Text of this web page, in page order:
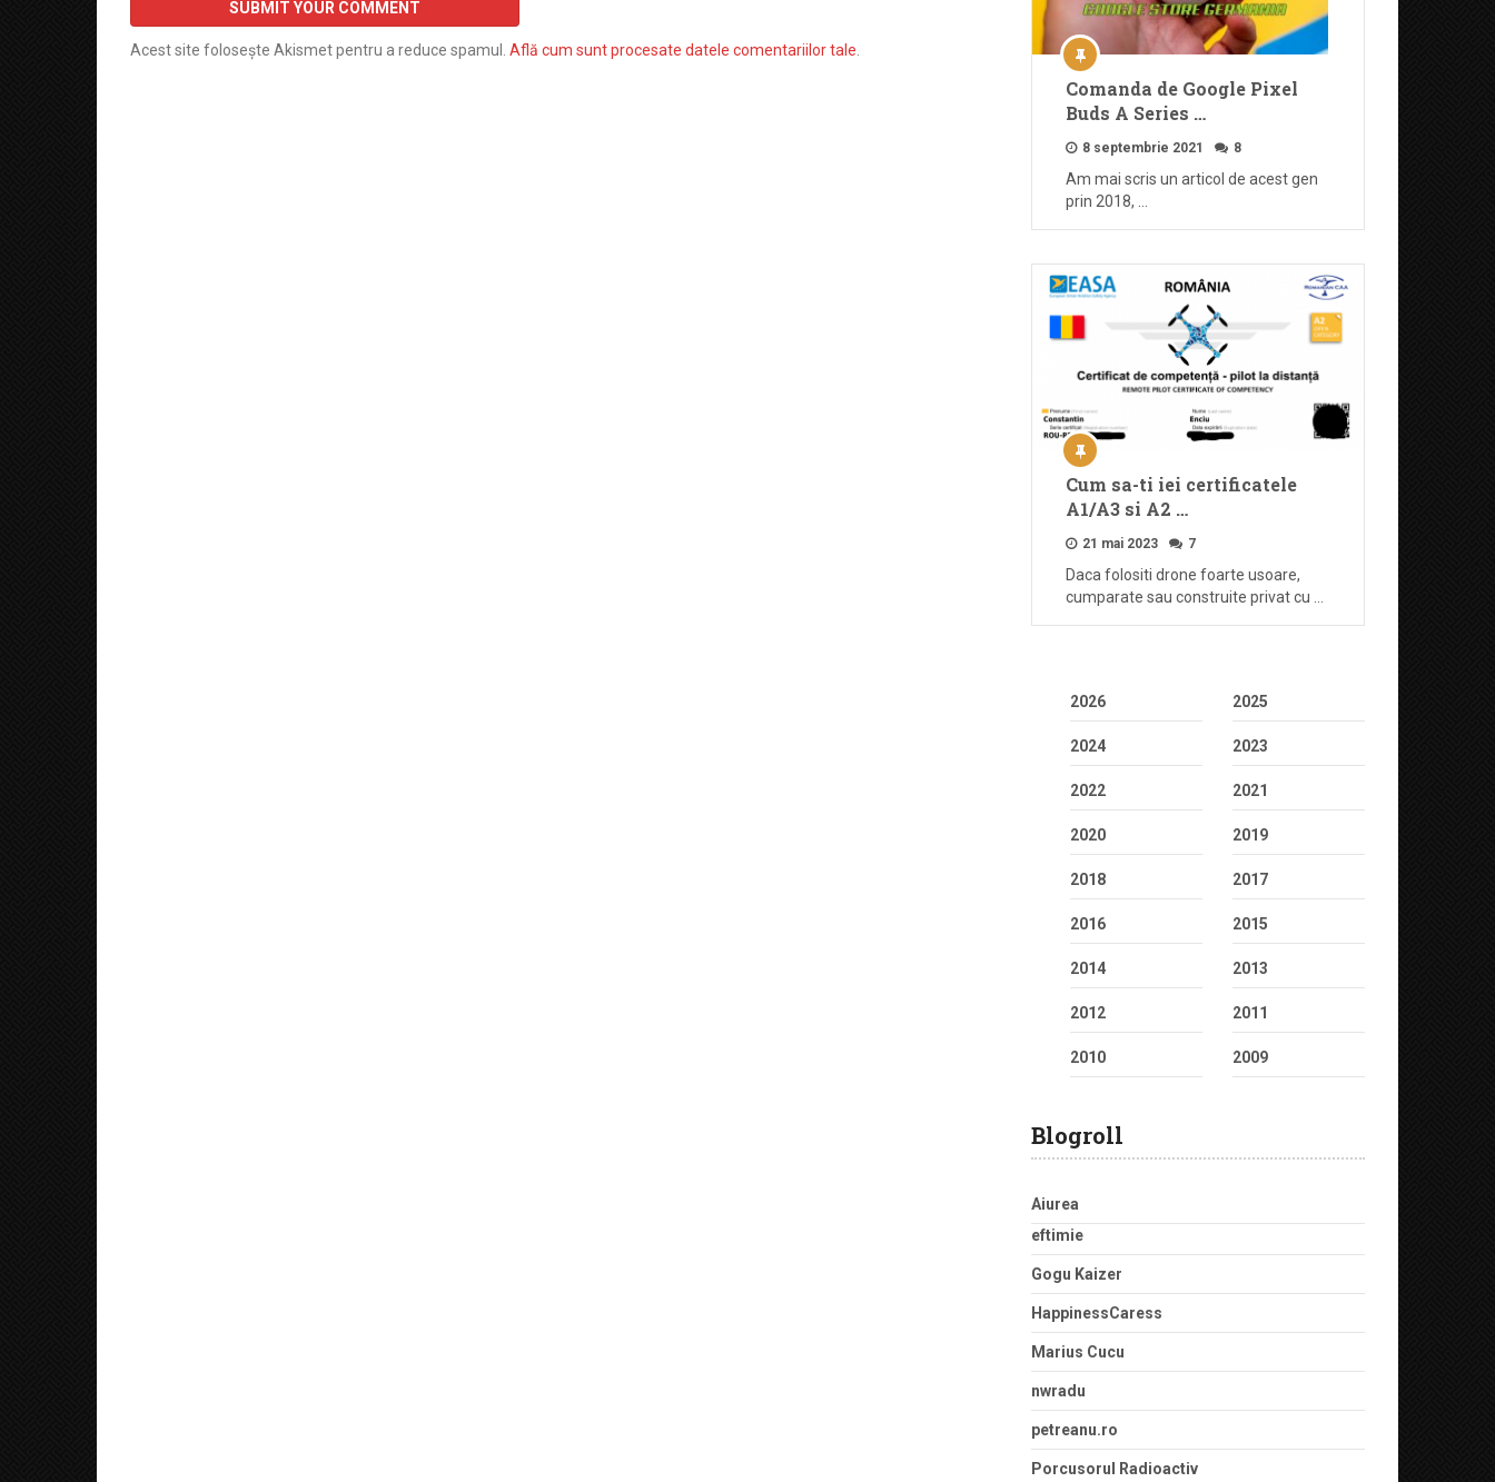
Acest site folosește Akismet pentru a reduce spamul. Află cum sunt procesate datele comentariilor tale
Comanda de Google Pixel
Buds A Series …
8 septembrie 2021 8
Am mai scris un articol de acest gen
prin 2018, …
Cum sa-ti iei certificatele
A1/A3 si A2 …
21 mai 2023 7
Daca folositi drone foarte usoare,
cumparate sau construite privat cu …
2026 2025
2024 2023
2022 2021
2020 2019
2018 2017
2016 2015
2014 2013
2012 2011
2010 2009
Blogroll
Aiurea
eftimie
Gogu Kaizer
HappinessCaress
Marius Cucu
nwradu
petreanu.ro
Porcusorul Radioactiv